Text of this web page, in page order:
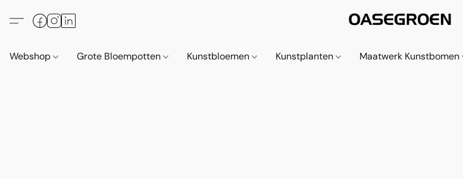
Webshop Grote Bloempotten Kunstbloemen Kunstplanten Maatwerk Kunstbomen